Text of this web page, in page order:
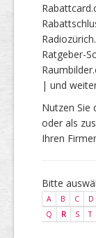
Ratgeber-
| und
Nutzen Sie
oder als
Ihren
Bitte
A B C D
Q
R S T